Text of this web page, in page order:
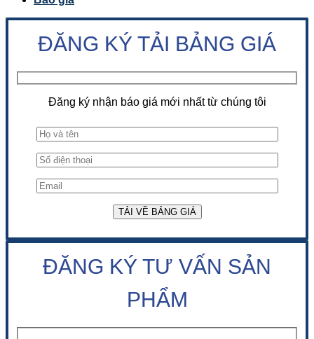
ĐĂNG KÝ TẢI BẢNG GIÁ
Đăng ký nhận báo giá mới nhất từ chúng tôi
ĐĂNG KÝ TƯ VẤN SẢN
PHẨM